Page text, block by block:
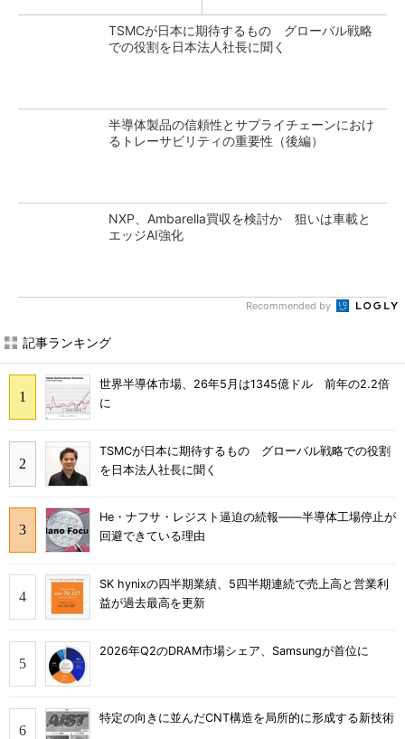
TSMCが日本に期待するもの グローバル戦略
での役割を日本法人社長に聞く
半導体製品の信頼性とサプライチェーンにおけ
るトレーサビリティの重要性（後編）
NXP、Ambarella買収を検討か 狙いは車載と
エッジAI強化
Recommended by
記事ランキング
世界半導体市場、26年5月は1345億ドル 前年の2.2倍
に
TSMCが日本に期待するもの グローバル戦略での役割
を日本法人社長に聞く
He・ナフサ・レジスト逼迫の続報――半導体工場停止が
回避できている理由
SK hynixの四半期業績、5四半期連続で売上高と営業利
益が過去最高を更新
2026年Q2のDRAM市場シェア、Samsungが首位に
特定の向きに並んだCNT構造を局所的に形成する新技術